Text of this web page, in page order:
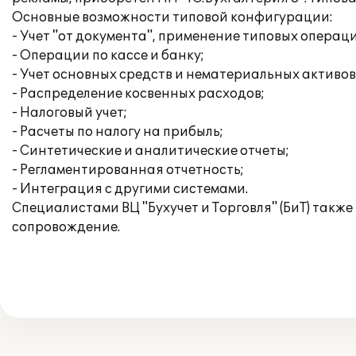
Основные возможности типовой конфигурации:
- Учет "от документа", применение типовых
- Операции по кассе и банку;
- Учет основных средств и нематериальных
- Распределение косвенных расходов;
- Налоговый учет;
- Расчеты по налогу на прибыль;
- Синтетические и аналитические отчеты;
- Регламентированная отчетность;
- Интеграция с другими системами.
Специалистами ВЦ "Бухучет и Торговля" (БиТ)
сопровождение.